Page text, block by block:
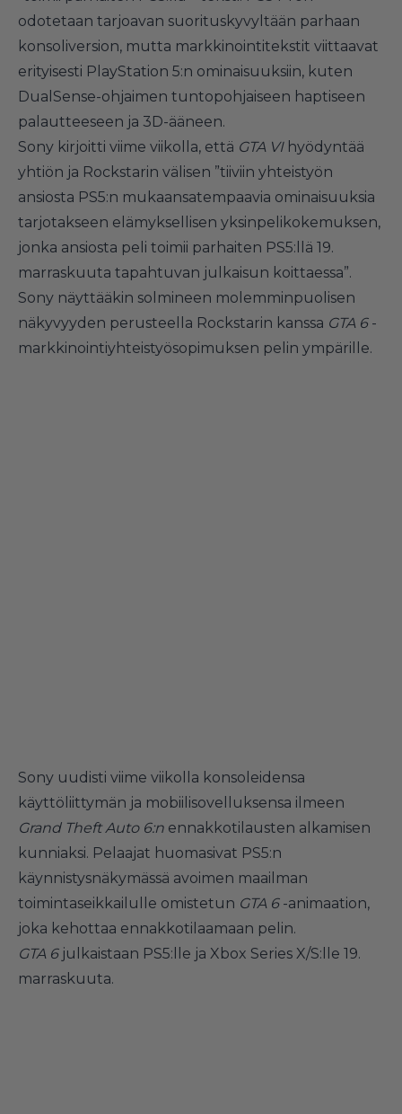
odotetaan tarjoavan suorituskyvyltään parhaan
konsoliversion, mutta markkinointitekstit viittaavat
erityisesti PlayStation 5:n ominaisuuksiin, kuten
DualSense-ohjaimen tuntopohjaiseen haptiseen
palautteeseen ja 3D-ääneen.
Sony kirjoitti viime viikolla, että GTA VI hyödyntää
yhtiön ja Rockstarin välisen ”tiiviin yhteistyön
ansiosta PS5:n mukaansatempaavia ominaisuuksia
tarjotakseen elämyksellisen yksinpelikokemuksen,
jonka ansiosta peli toimii parhaiten PS5:llä 19.
marraskuuta tapahtuvan julkaisun koittaessa”.
Sony näyttääkin solmineen molemminpuolisen
näkyvyyden perusteella Rockstarin kanssa GTA 6-
markkinointiyhteistyösopimuksen pelin ympärille.
Sony uudisti viime viikolla konsoleidensa
käyttöliittymän ja mobiilisovelluksensa ilmeen
Grand Theft Auto 6:n ennakkotilausten alkamisen
kunniaksi. Pelaajat huomasivat PS5:n
käynnistysnäkymässä avoimen maailman
toimintaseikkailulle omistetun GTA 6-animaation,
joka kehottaa ennakkotilaamaan pelin.
GTA 6 julkaistaan PS5:lle ja Xbox Series X/S:lle 19.
marraskuuta.